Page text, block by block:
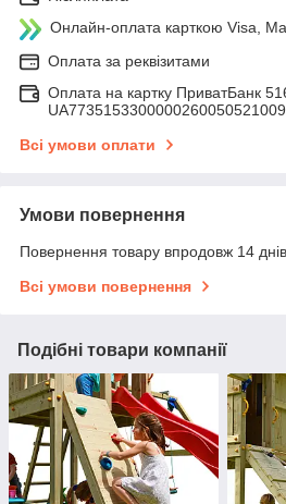
Онлайн-оплата карткою Visa,
Оплата за реквізитами
Оплата на картку ПриватБанк
Всі умови оплати
Умови повернення
Повернення товару впродовж 14
Всі умови повернення
Подібні товари компанії